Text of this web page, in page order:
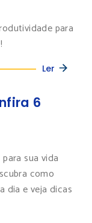
para
Ler
6
sua vida
como
dia e veja dicas